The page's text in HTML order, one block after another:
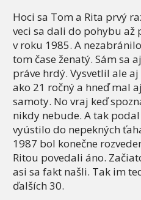
Hoci sa Tom a Rita prvý
veci sa dali do pohybu
v roku 1985. A
tom čase ženatý. Sám sa
práve hrdý. Vysvetlil ale
ako 21 ročný a hneď mal
samoty. No vraj keď
nikdy nebude. A tak
vyústilo do nepekných
1987 bol konečne
Ritou povedali áno.
asi sa fakt našli. Tak im
ďalších 30.